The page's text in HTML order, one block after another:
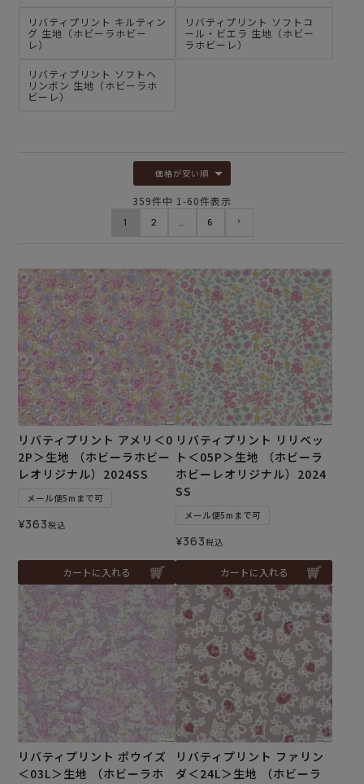
リバティプリント キルティン
グ 生地（ホビーラホビー
レ）
リバティプリント ソフトコ
ール・ビエラ 生地（ホビー
ラホビーレ）
リバティプリント ソフトヘ
リンボン 生地（ホビーラホ
ビーレ）
価格が安い順
359件中 1 -60件表示
1 2 … 6
リバティプリント アメリ＜0
2P＞生地 （ホビーラホビー
レオリジナル）2024SS
メール便5mまで可
¥363税込
カートに入れる
リバティプリント リリベッ
ト＜05P＞生地 （ホビーラ
ホビーレオリジナル）2024
SS
メール便5mまで可
¥363税込
カートに入れる
リバティプリント ポウイズ
＜03L＞生地 （ホビーラホ
リバティプリント ファリン
ダ＜24L＞生地 （ホビーラ